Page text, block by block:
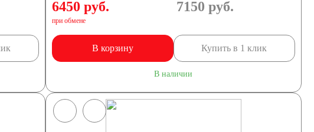
6450 руб.
при обмене
7150 руб.
В корзину Купить в 1 клик
В наличии